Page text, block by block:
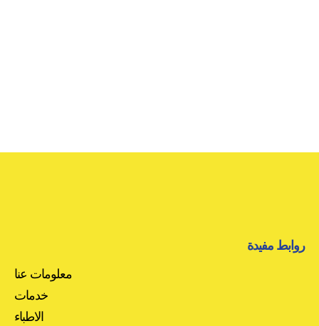
روابط مفيدة
معلومات عنا
خدمات
الاطباء